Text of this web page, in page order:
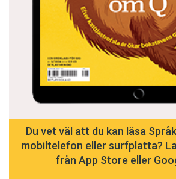
Du vet väl att du kan läsa
mobiltelefon eller surfplatta?
från App Store eller